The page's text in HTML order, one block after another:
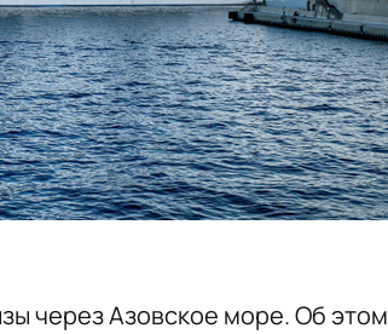
через Азовское море. Об этом